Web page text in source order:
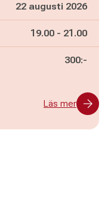
22 augusti 2026
Pågår mellan
19.00 - och
21.00
300:-
Läs mer